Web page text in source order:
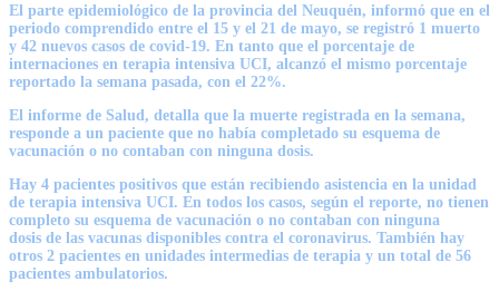
El parte epidemiológico de la provincia del Neuquén, informó que en el
periodo comprendido entre el 15 y el 21 de mayo, se registró 1 muerto
y 42 nuevos casos de covid-19. En tanto que el porcentaje de
internaciones en terapia intensiva UCI, alcanzó el mismo porcentaje
reportado la semana pasada, con el 22%.
El informe de Salud, detalla que la muerte registrada en la semana,
responde a un paciente que no había completado su esquema de
vacunación o no contaban con ninguna dosis.
Hay 4 pacientes positivos que están recibiendo asistencia en la unidad
de terapia intensiva UCI. En todos los casos, según el reporte, no tienen
completo su esquema de vacunación o no contaban con ninguna
dosis de las vacunas disponibles contra el coronavirus. También hay
otros 2 pacientes en unidades intermedias de terapia y un total de 56
pacientes ambulatorios.